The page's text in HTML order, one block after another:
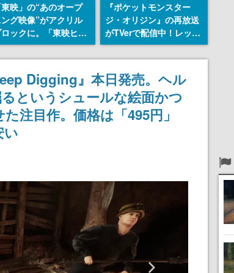
東映」の“あのオープ
グ映像”がアクリル
ックに。「東映ヒス
カル グッズコレクシ
」が8月下旬より発
『ポケットモンスター
ジ・オリジン』の再放送
がTVerで配信中！レッド
（CV：竹内順子）が主人
公のオリジナルアニメ
Digging』本日発売。ヘル
というシュールな絵面かつ
注目作。価格は「495円」
い